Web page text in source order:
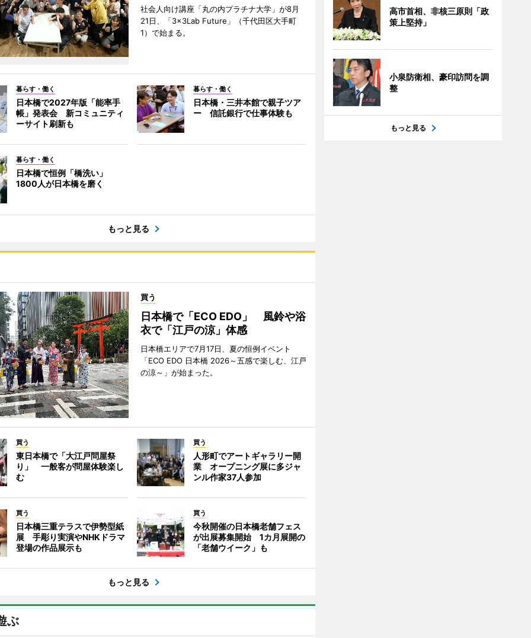
社会人向け講座「丸の内プラチナ大学」が8月
21日、「3×3Lab Future」（千代田区大手町
1）で始まる。
暮らす・働く
日本橋で2027年版「能率手
帳」発表会 新コミュニティ
ーサイト刷新も
暮らす・働く
日本橋・三井本館で親子ツア
ー 信託銀行で仕事体験も
暮らす・働く
日本橋で恒例「橋洗い」
1800人が日本橋を磨く
もっと見る
買う
日本橋で「ECO EDO」 風鈴や浴
衣で「江戸の涼」体感
日本橋エリアで7月17日、夏の恒例イベント
「ECO EDO 日本橋 2026～五感で楽しむ、江戸
の涼～」が始まった。
買う
東日本橋で「大江戸問屋祭
り」 一般客が問屋体験楽し
む
買う
人形町でアートギャラリー開
業 オープニング展に多ジャ
ンル作家37人参加
買う
日本橋三重テラスで伊勢型紙
展 手彫り実演やNHKドラマ
登場の作品展示も
買う
今秋開催の日本橋老舗フェス
が出展募集開始 1カ月展開の
「老舗ウイーク」も
もっと見る
ぶ
高市首相、非核三原則「政
策上堅持」
小泉防衛相、豪印訪問を調
整
もっと見る